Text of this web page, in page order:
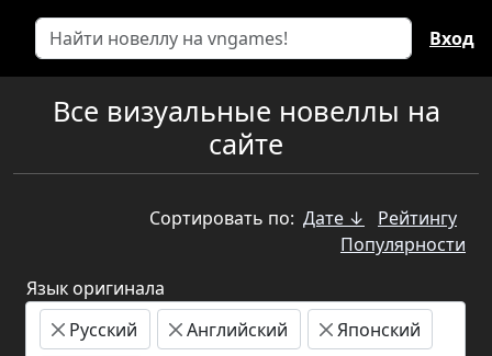
Вход
Все визуальные новеллы на
сайте
Сортировать по: Дате ↓
Рейтингу
Популярности
Язык оригинала
Русский
Английский
Японский